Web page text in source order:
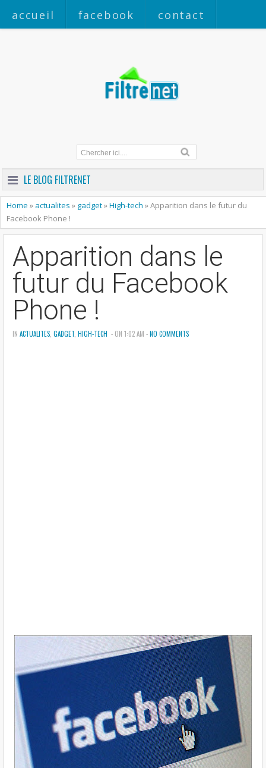
accueil facebook contact
LE BLOG FILTRENET
Home » actualites » gadget»High-tech »Apparition dans le futur du
Facebook Phone !
Apparition dans le
futur du Facebook
Phone !
IN ACTUALITES GADGET HIGH-TECH - ON 1:02 AM -NO COMMENTS